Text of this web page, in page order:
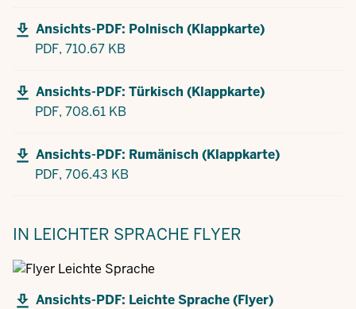
Ansichts-PDF: Polnisch (Klappkarte)
PDF, 710.67 KB
Ansichts-PDF: Türkisch (Klappkarte)
PDF, 708.61 KB
Ansichts-PDF: Rumänisch (Klappkarte)
PDF, 706.43 KB
IN LEICHTER SPRACHE FLYER
Ansichts-PDF: Leichte Sprache (Flyer)